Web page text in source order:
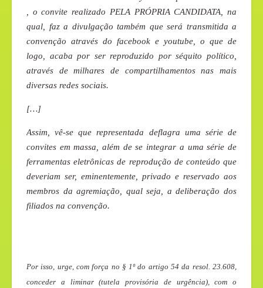
, o convite realizado PELA PRÓPRIA CANDIDATA, na
qual, faz a divulgação também que será transmitida a
convenção através do facebook e youtube, o que de
logo, acaba por ser reproduzido por séquito político,
através de milhares de compartilhamentos nas mais
diversas redes sociais.
[…]
Assim, vê-se que representada deflagra uma série de
convites em massa, além de se integrar a uma série de
ferramentas eletrônicas de reprodução de conteúdo que
deveriam ser, eminentemente, privado e reservado aos
membros da agremiação, qual seja, a deliberação dos
filiados na convenção.
Por isso, urge, com força no § 1º do artigo 54 da resol. 23.608,
conceder a liminar (tutela provisória de urgência), com o